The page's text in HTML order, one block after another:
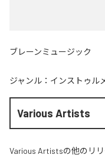
ブレーンミュージック
ジャンル： インストゥル
Various Artists
Various Artistsの他のリリ